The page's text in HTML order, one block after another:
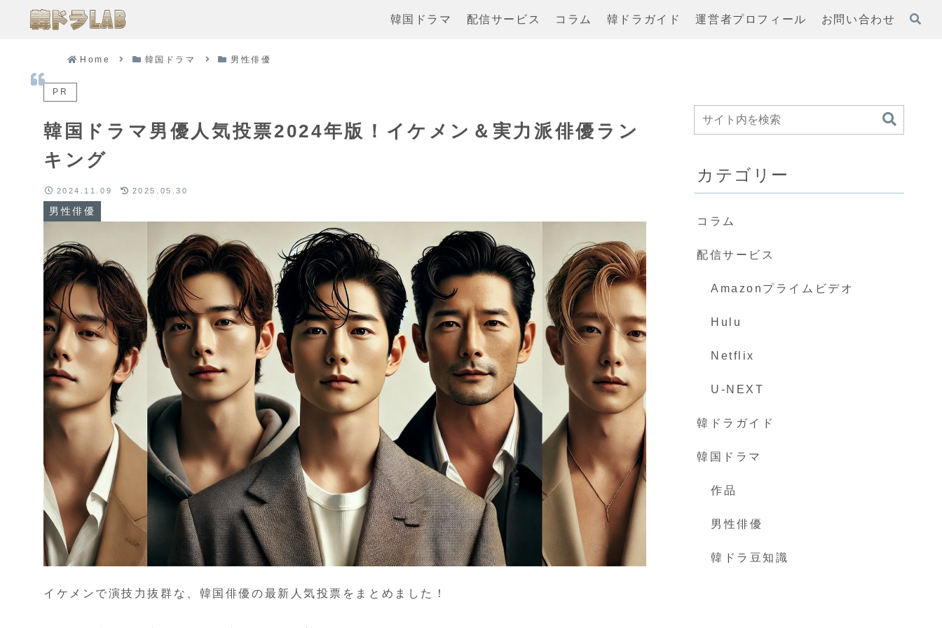
韓国ドラマ 配信サービス コラム 韓ドラガイド 運営者プロフィール お問い合わせ
Home 韓国ドラマ 男性俳優
PR
韓国ドラマ男優人気投票2024年版！イケメン＆実力派俳優ラン
キング
男性俳優
2024.11.09 2025.05.30
イケメンで演技力抜群な、韓国俳優の最新人気投票をまとめました！
カテゴリー
コラム
配信サービス
Amazonプライムビデオ
Hulu
Netflix
U-NEXT
韓ドラガイド
韓国ドラマ
作品
男性俳優
韓ドラ豆知識